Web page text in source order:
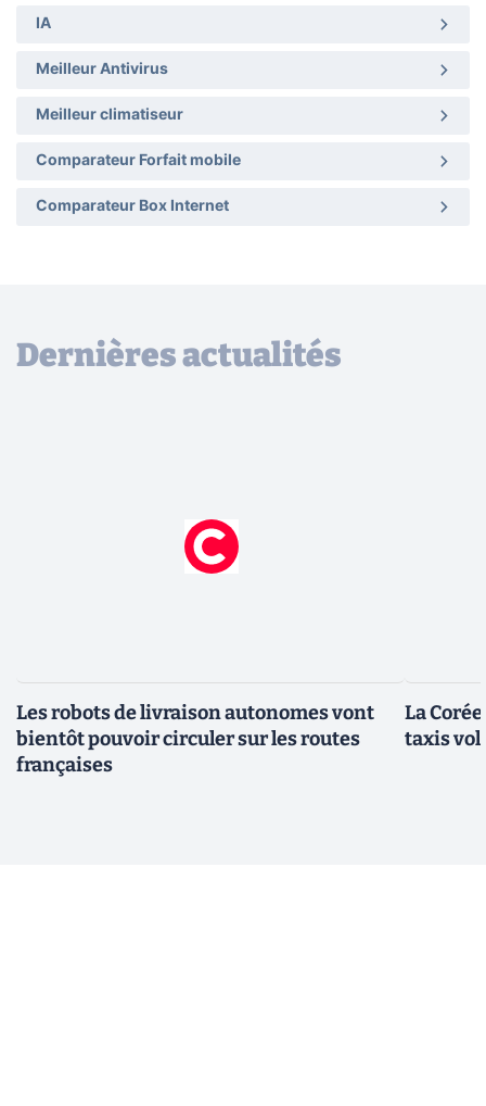
IA
Meilleur Antivirus
Meilleur climatiseur
Comparateur Forfait mobile
Comparateur Box Internet
Dernières actualités
Les robots de livraison autonomes vont
bientôt pouvoir circuler sur les routes
françaises
La
taxis